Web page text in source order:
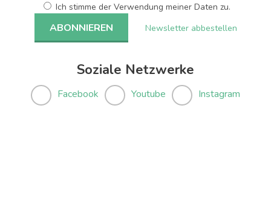
Ich stimme der Verwendung meiner Daten zu.
Newsletter abbestellen
Soziale Netzwerke
Facebook Youtube Instagram